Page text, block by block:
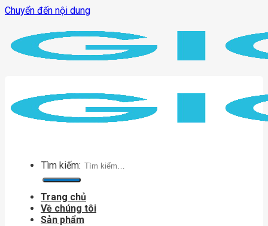
Chuyển đến nội dung
Tìm kiếm:
Trang chủ
Về chúng tôi
Sản phẩm